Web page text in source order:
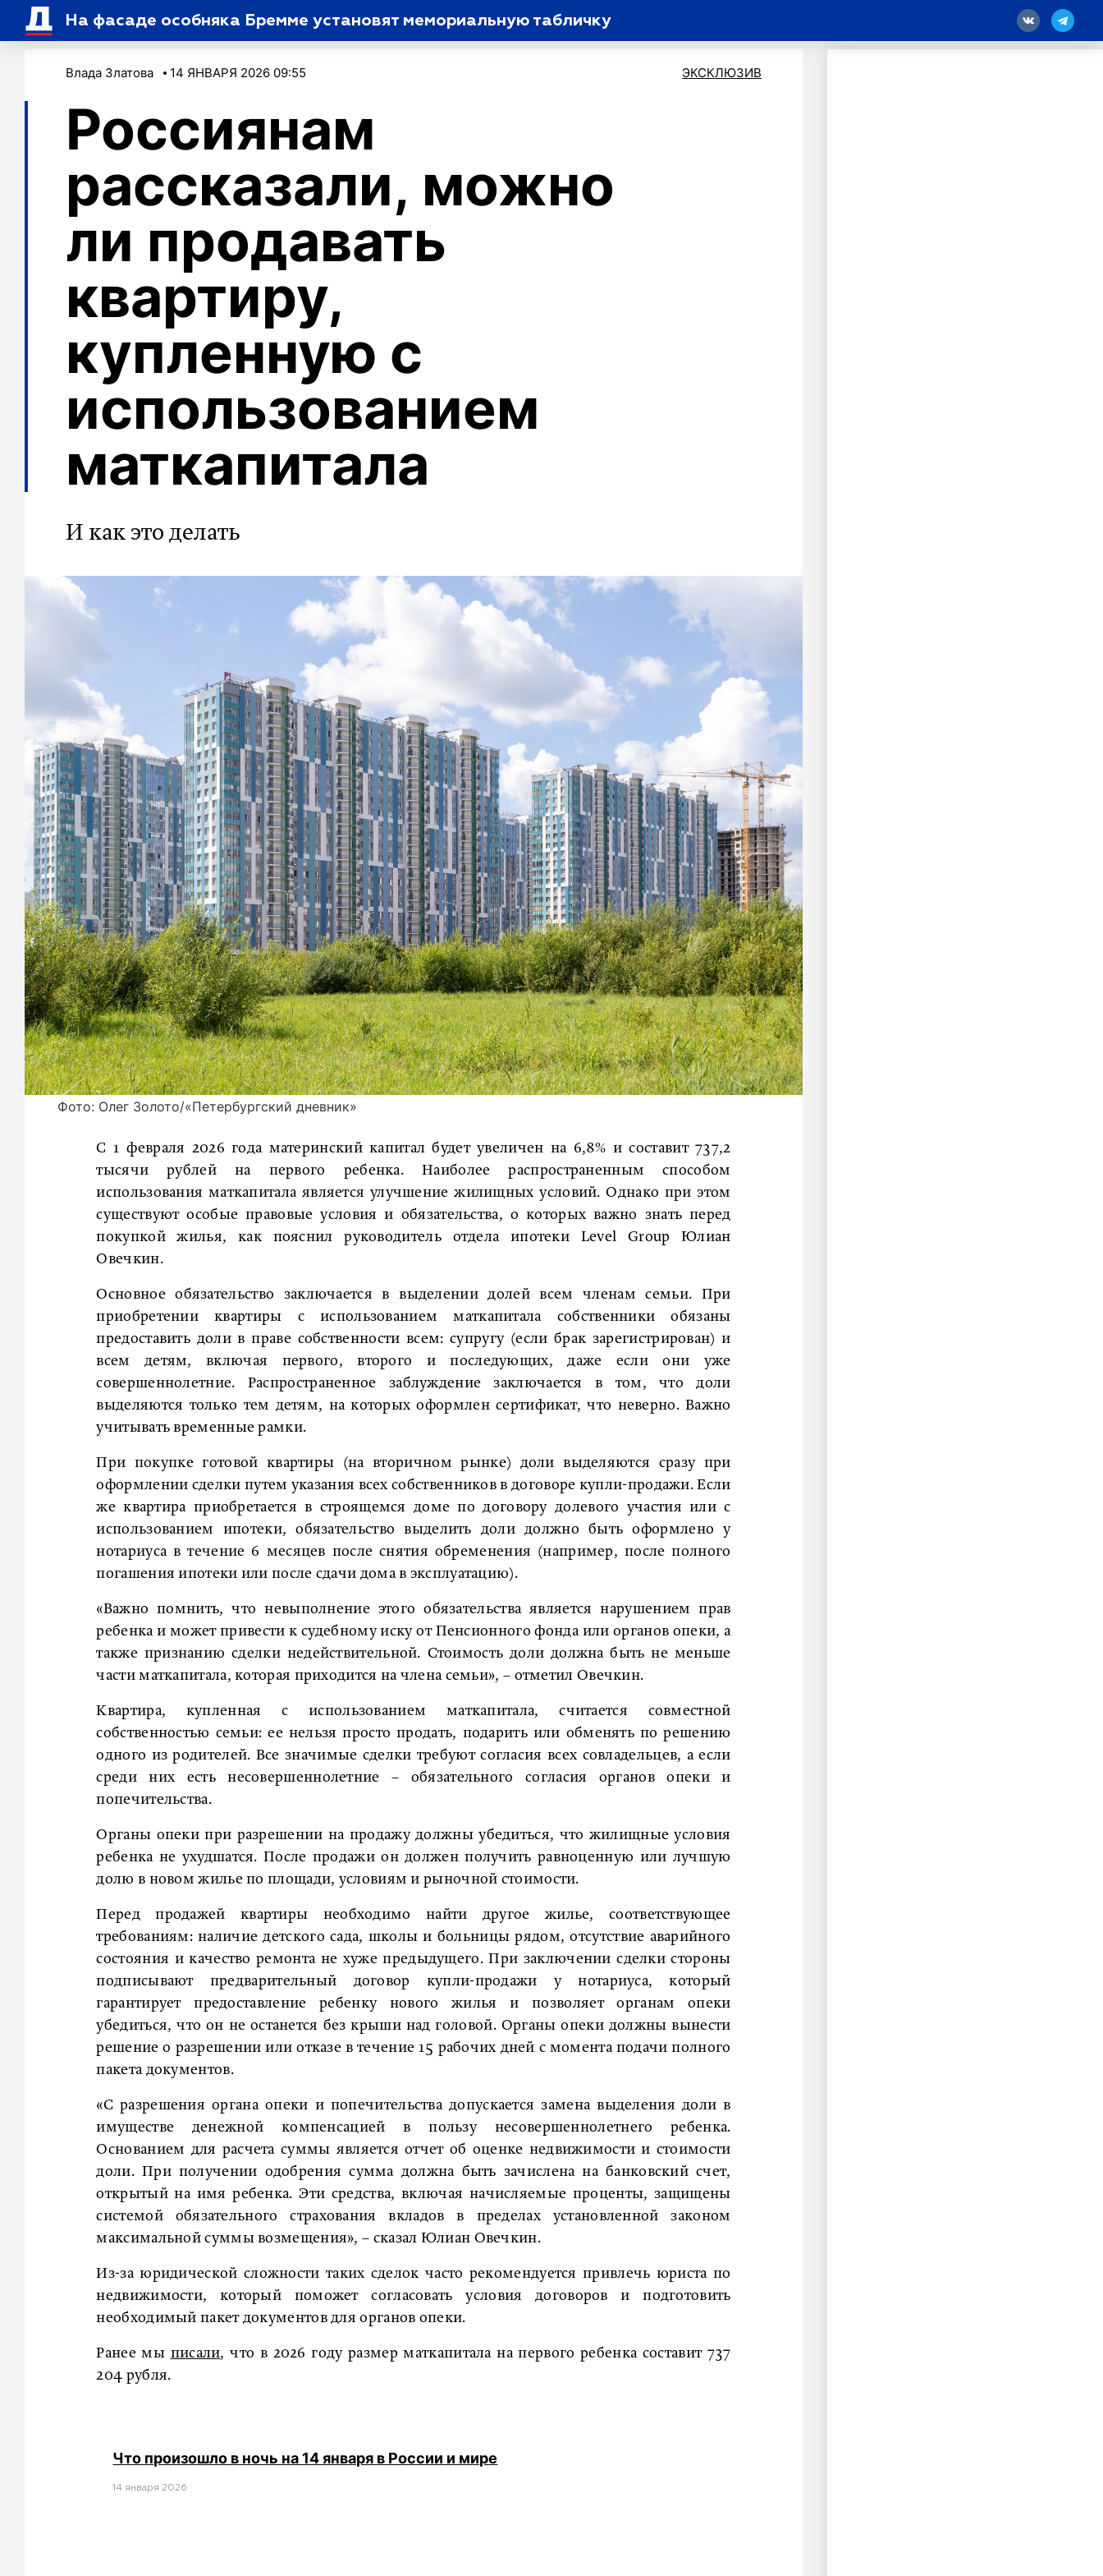
На фасаде особняка Бремме установят мемориальную табличку
Влада Златова 14 ЯНВАРЯ 2026 09:55 ЭКСКЛЮЗИВ
Россиянам
рассказали, можно
ли продавать
квартиру,
купленную с
использованием
маткапитала
И как это делать
Фото: Олег Золото/«Петербургский дневник»
С 1 февраля 2026 года материнский капитал будет увеличен на 6,8% и составит 737,2
тысячи рублей на первого ребенка. Наиболее распространенным способом
использования маткапитала является улучшение жилищных условий. Однако при этом
существуют особые правовые условия и обязательства, о которых важно знать перед
покупкой жилья, как пояснил руководитель отдела ипотеки Level Group Юлиан
Овечкин.
Основное обязательство заключается в выделении долей всем членам семьи. При
приобретении квартиры с использованием маткапитала собственники обязаны
предоставить доли в праве собственности всем: супругу (если брак зарегистрирован) и
всем детям, включая первого, второго и последующих, даже если они уже
совершеннолетние. Распространенное заблуждение заключается в том, что доли
выделяются только тем детям, на которых оформлен сертификат, что неверно. Важно
учитывать временные рамки.
При покупке готовой квартиры (на вторичном рынке) доли выделяются сразу при
оформлении сделки путем указания всех собственников в договоре купли-продажи. Если
же квартира приобретается в строящемся доме по договору долевого участия или с
использованием ипотеки, обязательство выделить доли должно быть оформлено у
нотариуса в течение 6 месяцев после снятия обременения (например, после полного
погашения ипотеки или после сдачи дома в эксплуатацию).
«Важно помнить, что невыполнение этого обязательства является нарушением прав
ребенка и может привести к судебному иску от Пенсионного фонда или органов опеки, а
также признанию сделки недействительной. Стоимость доли должна быть не меньше
части маткапитала, которая приходится на члена семьи», – отметил Овечкин.
Квартира, купленная с использованием маткапитала, считается совместной
собственностью семьи: ее нельзя просто продать, подарить или обменять по решению
одного из родителей. Все значимые сделки требуют согласия всех совладельцев, а если
среди них есть несовершеннолетние – обязательного согласия органов опеки и
попечительства.
Органы опеки при разрешении на продажу должны убедиться, что жилищные условия
ребенка не ухудшатся. После продажи он должен получить равноценную или лучшую
долю в новом жилье по площади, условиям и рыночной стоимости.
Перед продажей квартиры необходимо найти другое жилье, соответствующее
требованиям: наличие детского сада, школы и больницы рядом, отсутствие аварийного
состояния и качество ремонта не хуже предыдущего. При заключении сделки стороны
подписывают предварительный договор купли-продажи у нотариуса, который
гарантирует предоставление ребенку нового жилья и позволяет органам опеки
убедиться, что он не останется без крыши над головой. Органы опеки должны вынести
решение о разрешении или отказе в течение 15 рабочих дней с момента подачи полного
пакета документов.
«С разрешения органа опеки и попечительства допускается замена выделения доли в
имуществе денежной компенсацией в пользу несовершеннолетнего ребенка.
Основанием для расчета суммы является отчет об оценке недвижимости и стоимости
доли. При получении одобрения сумма должна быть зачислена на банковский счет,
открытый на имя ребенка. Эти средства, включая начисляемые проценты, защищены
системой обязательного страхования вкладов в пределах установленной законом
максимальной суммы возмещения», – сказал Юлиан Овечкин.
Из-за юридической сложности таких сделок часто рекомендуется привлечь юриста по
недвижимости, который поможет согласовать условия договоров и подготовить
необходимый пакет документов для органов опеки.
Ранее мы писали, что в 2026 году размер маткапитала на первого ребенка составит 737
204 рубля.
Что произошло в ночь на 14 января в России и мире
14 января 2026